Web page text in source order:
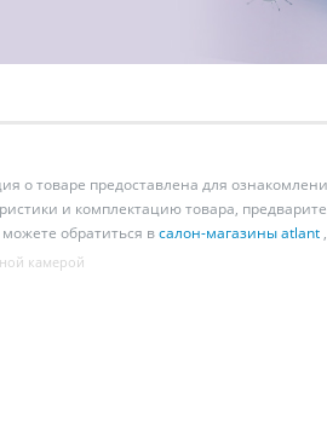
товаре предоставлена для
и комплектацию товара,
обратиться всалон-магазины atlant,
камерой